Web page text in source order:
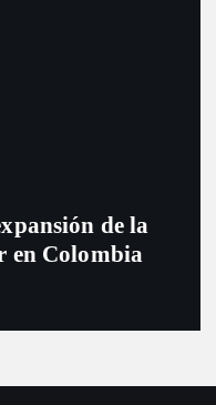
de la
en Colombia